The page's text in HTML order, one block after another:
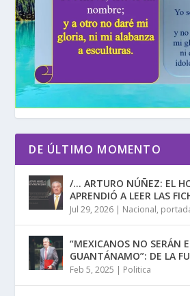
DE ÚLTIMO MOMENTO
/… ARTURO NÚÑEZ: EL
APRENDIÓ A LEER LAS
Jul 29, 2026 | Nacional,
“MEXICANOS NO SERÁN
GUANTÁNAMO”: DE LA
Feb 5, 2025 | Politica